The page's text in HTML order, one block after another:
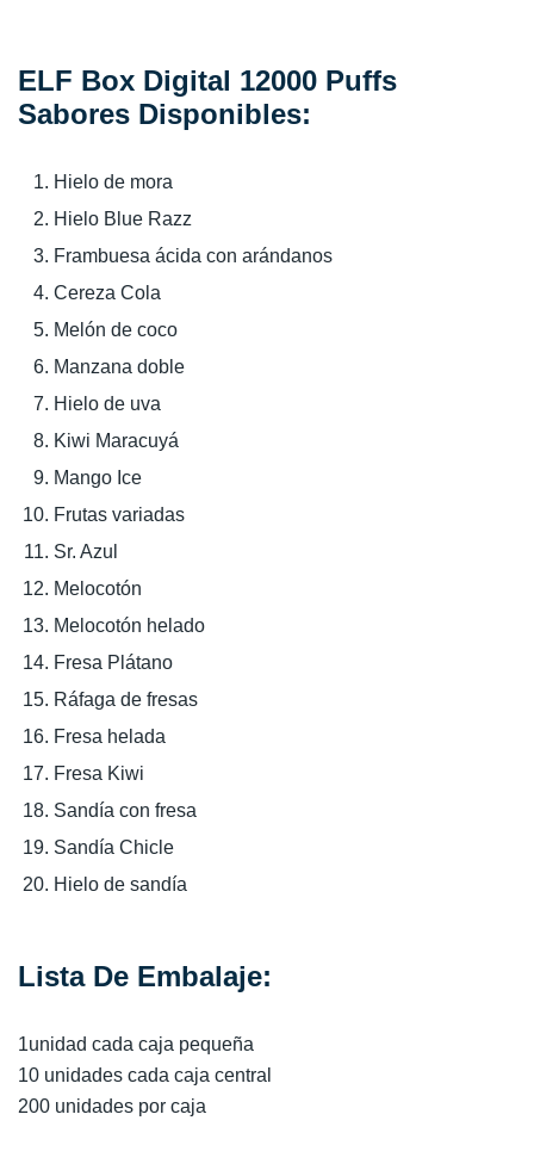
ELF Box Digital 12000 Puffs
Sabores Disponibles:
Hielo de mora
Hielo Blue Razz
Frambuesa ácida con arándanos
Cereza Cola
Melón de coco
Manzana doble
Hielo de uva
Kiwi Maracuyá
Mango Ice
Frutas variadas
Sr. Azul
Melocotón
Melocotón helado
Fresa Plátano
Ráfaga de fresas
Fresa helada
Fresa Kiwi
Sandía con fresa
Sandía Chicle
Hielo de sandía
Lista De Embalaje:
1unidad cada caja pequeña
10 unidades cada caja central
200 unidades por caja